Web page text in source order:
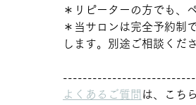
＊リピーターの方でも、
＊当サロンは完全予約制
します。別途ご相談くださ
よくあるご質問 は、こち